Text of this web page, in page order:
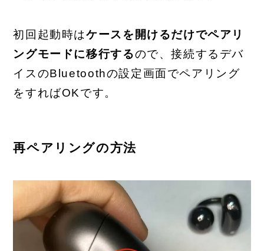
初回起動時はケースを開けるだけでペアリ
ングモードに移行するので、接続するデバ
イスのBluetoothの設定画面でペアリング
をすればOKです。
再ペアリングの方法